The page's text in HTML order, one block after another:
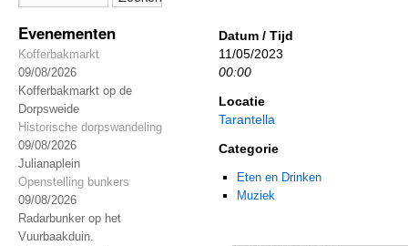
Evenementen
Kofferbakmarkt
09/08/2026
Kofferbakmarkt op de
Dorpsweide
Historische dorpswandeling
09/08/2026
Julianaplein
Openstelling bunkers
09/08/2026
Radarbunker op het
Vuurbaakduin.
Datum / Tijd
11/05/2023
00:00
Locatie
Tarantella
Categorie
Eten en Drinken
Muziek